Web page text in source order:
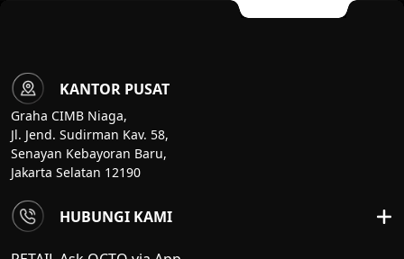
KANTOR PUSAT
Graha CIMB Niaga,
Jl. Jend. Sudirman Kav. 58,
Senayan Kebayoran Baru,
Jakarta Selatan 12190
HUBUNGI KAMI